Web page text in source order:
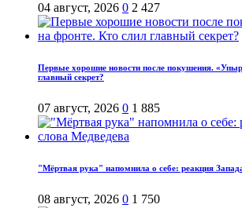
04 август, 2026 0 2 427
Первые хорошие новости после покушения.
главный секрет?
07 август, 2026 0 1 885
"Мёртвая рука" напомнила о себе: реакция
08 август, 2026 0 1 750